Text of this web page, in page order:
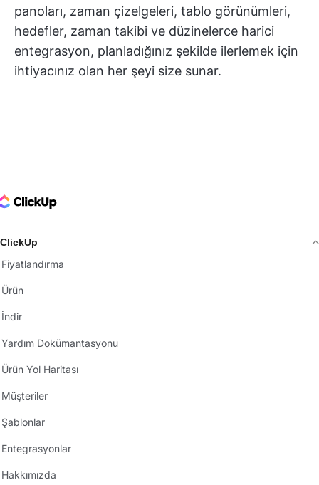
panoları, zaman çizelgeleri, tablo görünümleri,
hedefler, zaman takibi ve düzinelerce harici
entegrasyon, planladığınız şekilde ilerlemek için
ihtiyacınız olan her şeyi size sunar.
Logo
ClickUp
Fiyatlandırma
Ürün
İndir
Yardım Dokümantasyonu
Ürün Yol Haritası
Müşteriler
Şablonlar
Entegrasyonlar
Hakkımızda